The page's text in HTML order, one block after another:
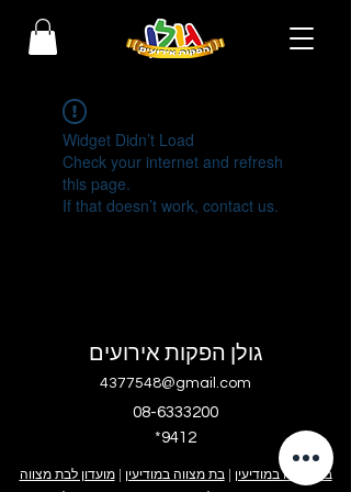
Widget Didn’t Load
Check your internet and refresh
this page.
If that doesn’t work, contact us.
גולן הפקות אירועים
4377548@gmail.com
08-6333200
בר מצווה במודיעין |בת מצווה במודיעין |מועדון לבת מצווה
*9412